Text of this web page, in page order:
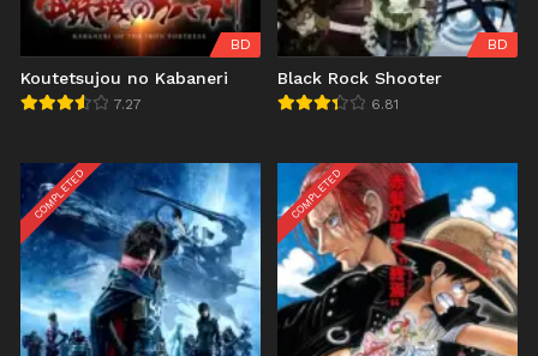
BD
Koutetsujou no Kabaneri
7.27
BD
Black Rock Shooter
6.81
COMPLETED COMPLETED